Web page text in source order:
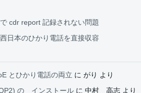
cdr report 記録されない問題
日本のひかり電話を直接収容
とひかり電話の両立 に がり より
の インストール に 中村 高志 より